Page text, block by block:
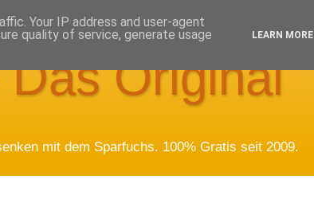
Original
mit dem Sparfuchs. 100% Gratis seit 2009.
Your IP address and user-agent
quality of service, generate usage
LEARN MORE